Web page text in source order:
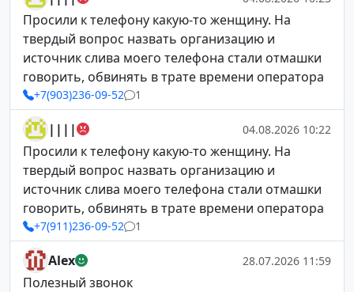
Просили к телефону какую-то женщину. На
твердый вопрос назвать организацию и
источник слива моего телефона стали отмашки
говорить, обвинять в трате времени оператора
+7(903)236-09-52 1
|||| 04.08.2026 10:22
Просили к телефону какую-то женщину. На
твердый вопрос назвать организацию и
источник слива моего телефона стали отмашки
говорить, обвинять в трате времени оператора
+7(911)236-09-52 1
Alex 28.07.2026 11:59
Полезный звонок